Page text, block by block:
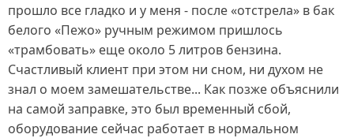
прошло все гладко и у меня - после «отстрела» в бак
белого «Пежо» ручным режимом пришлось
«трамбовать» еще около 5 литров бензина.
Счастливый клиент при этом ни сном, ни духом не
знал о моем замешательстве... Как позже объяснили
на самой заправке, это был временный сбой,
оборудование сейчас работает в нормальном